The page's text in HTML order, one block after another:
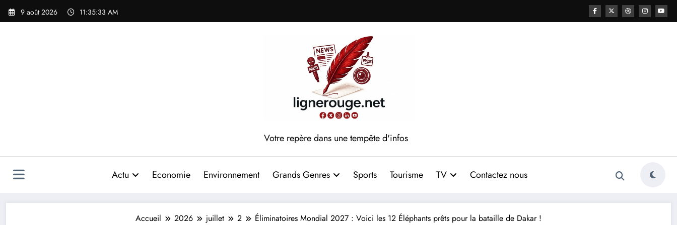
Aller
9 août 2026 11:35:35 AM
Votre repère dans une tempête d'infos
Actu Economie Environnement Grands Genres Sports Tourisme TV Contactez nous
Accueil 2026 juillet 2 Éliminatoires Mondial 2027 : Voici les 12 Éléphants prêts pour la bataille de Dakar !